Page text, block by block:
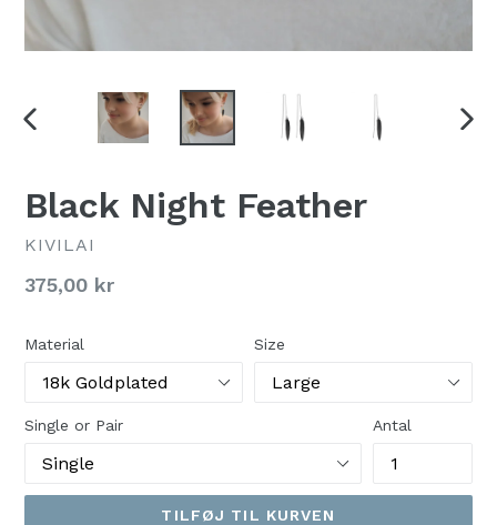
TIDLIGERE
Black Night Feather
KIVILAI
Vejledende
375,00 kr
Material Size
Single or Pair Antal
TILFØJ TIL KURVEN